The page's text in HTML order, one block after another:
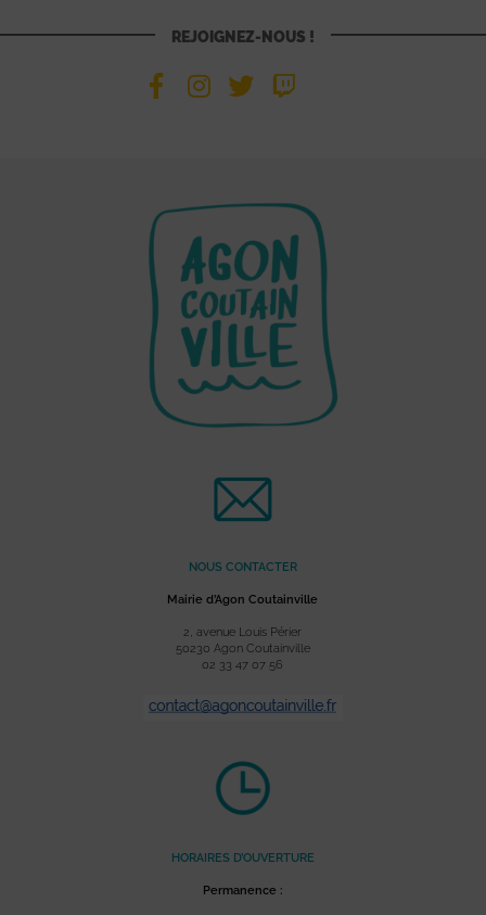
REJOIGNEZ-NOUS !
NOUS CONTACTER
Mairie d’Agon Coutainville
2, avenue Louis Périer
50230 Agon Coutainville
02 33 47 07 56
HORAIRES D’OUVERTURE
Permanence :